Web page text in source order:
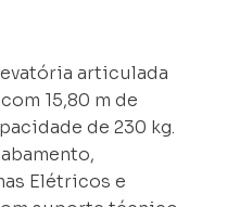
articulada
15,80 m de
de 230 kg.
Elétricos e